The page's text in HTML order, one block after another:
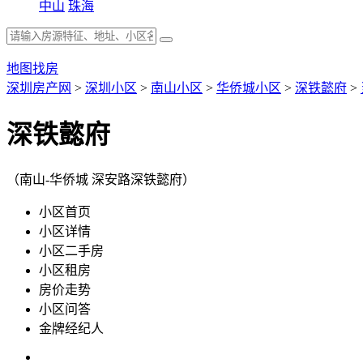
中山 珠海
地图找房
深圳房产网 > 深圳小区 > 南山小区 > 华侨城小区 > 深铁懿府 >
深铁懿府
（南山-华侨城 深安路深铁懿府）
小区首页
小区详情
小区二手房
小区租房
房价走势
小区问答
金牌经纪人